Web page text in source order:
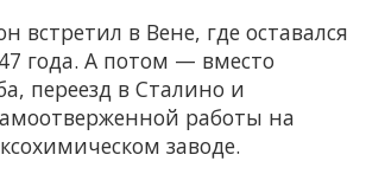
встретил в Вене, где оставался
года. А потом — вместо
переезд в Сталино и
работы на
заводе.